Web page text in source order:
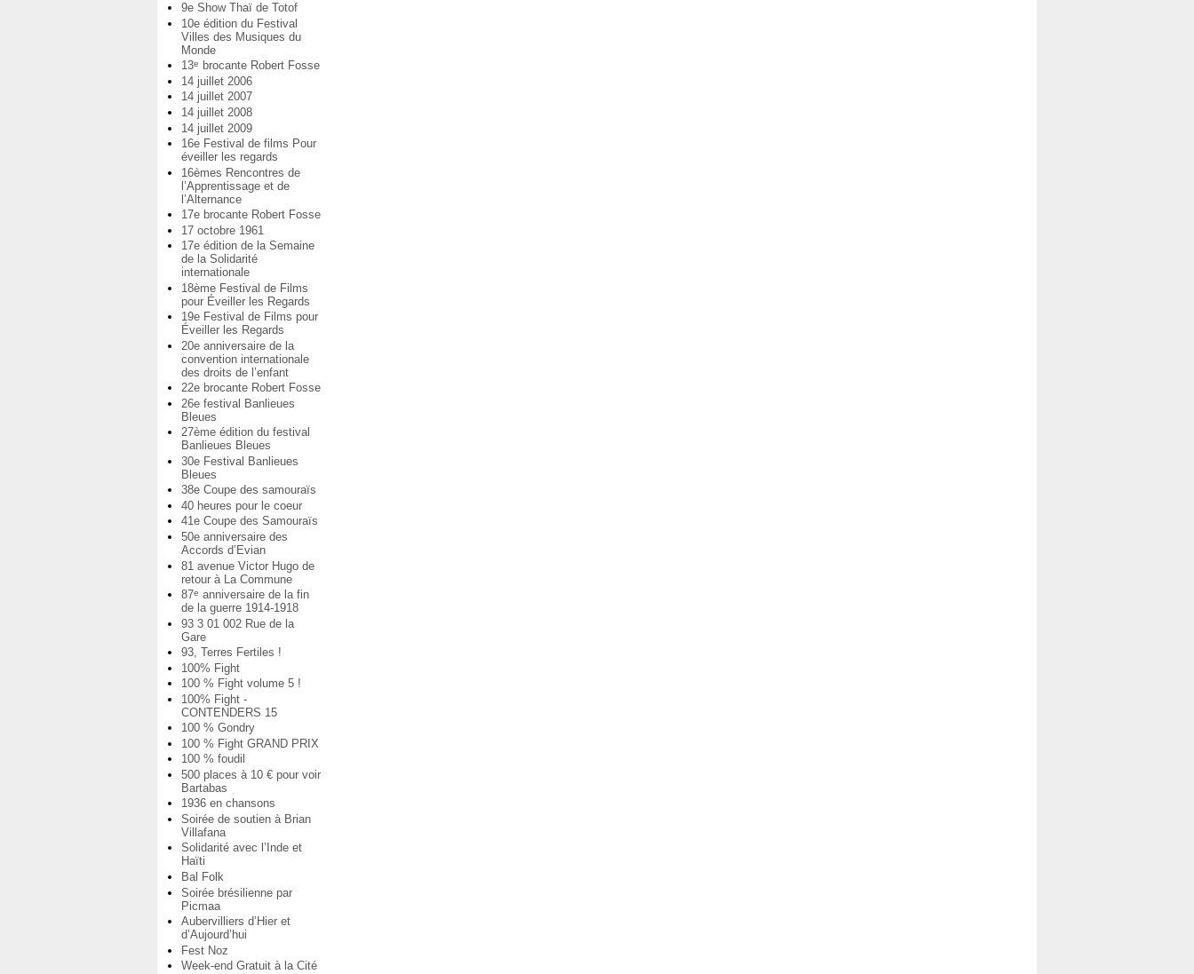
9e Show Thaï de Totof
10e édition du Festival
Villes des Musiques du
Monde
13e
brocante Robert Fosse
14 juillet 2006
14 juillet 2007
14 juillet 2008
14 juillet 2009
16e Festival de films Pour
éveiller les regards
16èmes Rencontres de
l’Apprentissage et de
l’Alternance
17e brocante Robert Fosse
17 octobre 1961
17e édition de la Semaine
de la Solidarité
internationale
18ème Festival de Films
pour Éveiller les Regards
19e Festival de Films pour
Éveiller les Regards
20e anniversaire de la
convention internationale
des droits de l’enfant
22e brocante Robert Fosse
26e festival Banlieues
Bleues
27ème édition du festival
Banlieues Bleues
30e Festival Banlieues
Bleues
38e Coupe des samouraïs
40 heures pour le coeur
41e Coupe des Samouraïs
50e anniversaire des
Accords d’Evian
81 avenue Victor Hugo de
retour à La Commune
87e anniversaire de la fin
de la guerre 1914-1918
93 3 01 002 Rue de la
Gare
93, Terres Fertiles !
100% Fight
100 % Fight volume 5 !
100% Fight -
CONTENDERS 15
100 % Gondry
100 % Fight GRAND PRIX
100 % foudil
500 places à 10 € pour voir
Bartabas
1936 en chansons
Soirée de soutien à Brian
Villafana
Solidarité avec l’Inde et
Haïti
Bal Folk
Soirée brésilienne par
Picmaa
Aubervilliers d’Hier et
d’Aujourd’hui
Fest Noz
Week-end Gratuit à la Cité